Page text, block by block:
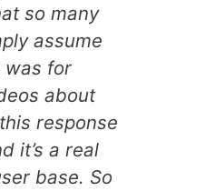
so many
assume
was for
about
response
it’s a real
base. So